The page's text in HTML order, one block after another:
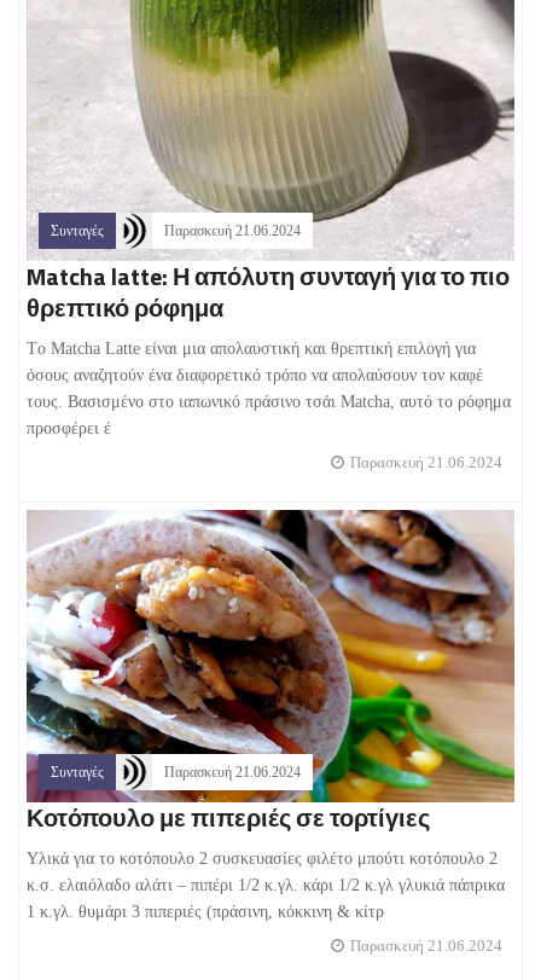
Συνταγές Παρασκευή 21.06.2024
Matcha latte: Η απόλυτη συνταγή για το πιο
θρεπτικό ρόφημα
Tο Matcha Latte είναι μια απολαυστική και θρεπτική επιλογή για
όσους αναζητούν ένα διαφορετικό τρόπο να απολαύσουν τον καφέ
τους. Βασισμένο στο ιαπωνικό πράσινο τσάι Matcha, αυτό το ρόφημα
προσφέρει έ
Παρασκευή 21.06.2024
Συνταγές Παρασκευή 21.06.2024
Κοτόπουλο με πιπεριές σε τορτίγιες
Υλικά για το κοτόπουλο 2 συσκευασίες φιλέτο μπούτι κοτόπουλο 2
κ.σ. ελαιόλαδο αλάτι – πιπέρι 1/2 κ.γλ. κάρι 1/2 κ.γλ γλυκιά πάπρικα
1 κ.γλ. θυμάρι 3 πιπεριές (πράσινη, κόκκινη & κίτρ
Παρασκευή 21.06.2024